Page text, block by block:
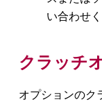
い合わせく
クラッチ
オプションのク